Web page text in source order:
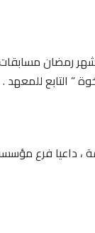
، ينظم كل شهر
” التابع للمعهد .
، داعيا فرع